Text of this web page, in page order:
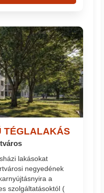
TÉGLALAKÁS
lakásokat
negyedének
a
szolgáltatásoktól (